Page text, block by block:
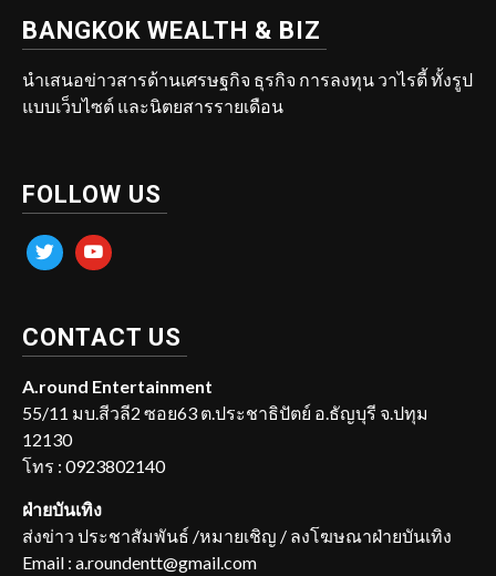
BANGKOK WEALTH & BIZ
นำเสนอข่าวสารด้านเศรษฐกิจ ธุรกิจ การลงทุน วาไรตี้ ทั้งรูป
แบบเว็บไซต์ และนิตยสารรายเดือน
FOLLOW US
twitter youtube
CONTACT US
A.round Entertainment
55/11 มบ.สีวลี2 ซอย63 ต.ประชาธิปัตย์ อ.ธัญบุรี จ.ปทุม
12130
โทร : 0923802140
ฝ่ายบันเทิง
ส่งข่าว ประชาสัมพันธ์ /หมายเชิญ / ลงโฆษณาฝ่ายบันเทิง
Email : a.roundentt@gmail.com